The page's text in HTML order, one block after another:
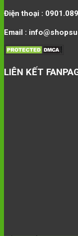
Điện thoại :
Email :
LIÊN KẾT